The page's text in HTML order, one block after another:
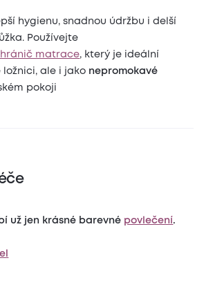
hygienu, snadnou údržbu i delší
Používejte
matrace, který je ideální
ložnici, ale i jako nepromokavé
pokoji
už jen krásné barevné povlečení.